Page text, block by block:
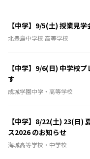
【中学】9/5(土) 授業見
北豊島中学校 高等学校
【中学】9/6(日) 中学校
す
成城学園中学・高等学校
【中学】8/22(土) 23(日)
ス2026 のお知らせ
海城高等学校・中学校